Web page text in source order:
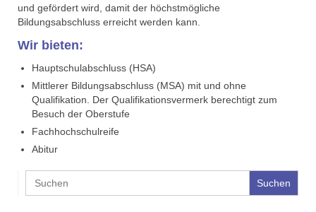
und gefördert wird, damit der höchstmögliche
Bildungsabschluss erreicht werden kann.
Wir bieten:
Hauptschulabschluss (HSA)
Mittlerer Bildungsabschluss (MSA) mit und ohne
Qualifikation. Der Qualifikationsvermerk berechtigt zum
Besuch der Oberstufe
Fachhochschulreife
Abitur
Search
for: